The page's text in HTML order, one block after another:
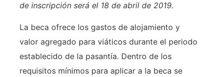
de inscripción será el 18 de abril de 2019.
La beca ofrece los gastos de alojamiento y
valor agregado para viáticos durante el periodo
establecido de la pasantía. Dentro de los
requisitos mínimos para aplicar a la beca se